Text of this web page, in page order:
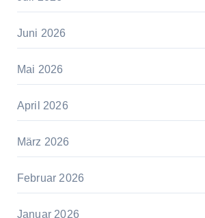
Juni 2026
Mai 2026
April 2026
März 2026
Februar 2026
Januar 2026